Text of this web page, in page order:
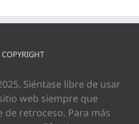
Siéntase libre de usar
web siempre que
retroceso. Para más